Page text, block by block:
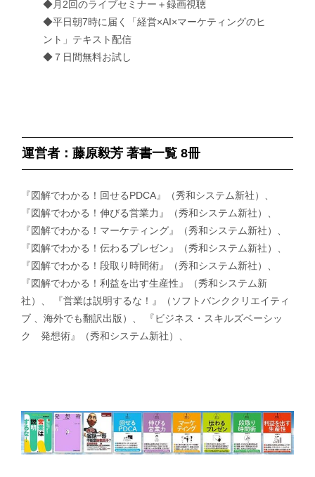
◆月2回のライブセミナー＋録画視聴
◆平日朝7時に届く「経営×AI×マーケティングのヒ
ント」テキスト配信
◆７日間無料お試し
運営者：藤原毅芳 著書一覧 8冊
『図解でわかる！回せるPDCA』（秀和システム新社）、
『図解でわかる！伸びる営業力』（秀和システム新社）、
『図解でわかる！マーケティング』（秀和システム新社）、
『図解でわかる！伝わるプレゼン』（秀和システム新社）、
『図解でわかる！段取り時間術』（秀和システム新社）、
『図解でわかる！利益を出す生産性』（秀和システム新
社）、 『営業は説明するな！』（ソフトバンククリエイティ
ブ 、海外でも翻訳出版）、 『ビジネス・スキルズベーシッ
ク 発想術』（秀和システム新社）、